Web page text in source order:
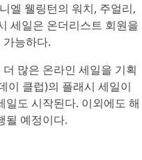
엘 웰링턴의 워치, 주얼리,
세일은 온더리스트 회원을
능하다.
많은 온라인 세일을 기획
이 클럽)의 플래시 세일이
도 시작된다. 이외에도 해
될 예정이다.